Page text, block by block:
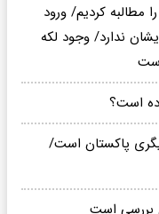
مطالبه کردیم/ ورود
ندارد/ وجود لکه
است؟
پاکستان است/